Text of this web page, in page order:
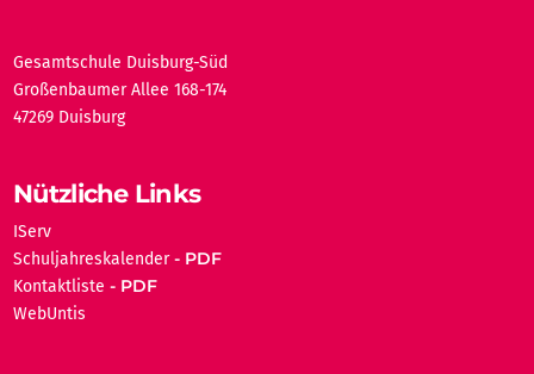
Gesamtschule Duisburg-Süd
Großenbaumer Allee 168-174
47269 Duisburg
Nützliche Links
IServ
Schuljahreskalender
Kontaktliste
WebUntis